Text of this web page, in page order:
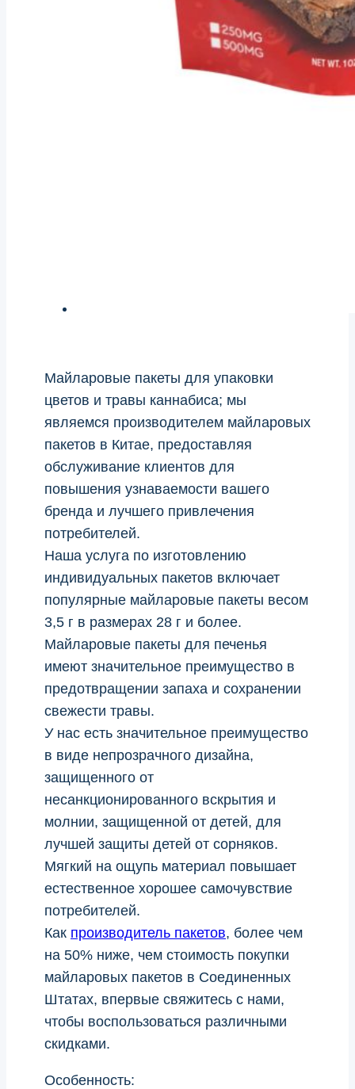
Майларовые пакеты для упаковки
цветов и травы каннабиса; мы
являемся производителем майларовых
пакетов в Китае, предоставляя
обслуживание клиентов для
повышения узнаваемости вашего
бренда и лучшего привлечения
потребителей.
Наша услуга по изготовлению
индивидуальных пакетов включает
популярные майларовые пакеты весом
3,5 г в размерах 28 г и более.
Майларовые пакеты для печенья
имеют значительное преимущество в
предотвращении запаха и сохранении
свежести травы.
У нас есть значительное преимущество
в виде непрозрачного дизайна,
защищенного от
несанкционированного вскрытия и
молнии, защищенной от детей, для
лучшей защиты детей от сорняков.
Мягкий на ощупь материал повышает
естественное хорошее самочувствие
потребителей.
Как производитель пакетов, более чем
на 50% ниже, чем стоимость покупки
майларовых пакетов в Соединенных
Штатах, впервые свяжитесь с нами,
чтобы воспользоваться различными
скидками.
Особенность: